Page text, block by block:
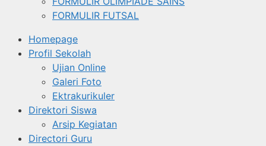
FORMULIR FUTSAL
Homepage
Profil Sekolah
Ujian Online
Galeri Foto
Ektrakurikuler
Direktori Siswa
Arsip Kegiatan
Directori Guru